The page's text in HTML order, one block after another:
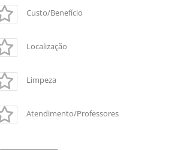
Custo/Benefício
Localização
Limpeza
Atendimento/Professores